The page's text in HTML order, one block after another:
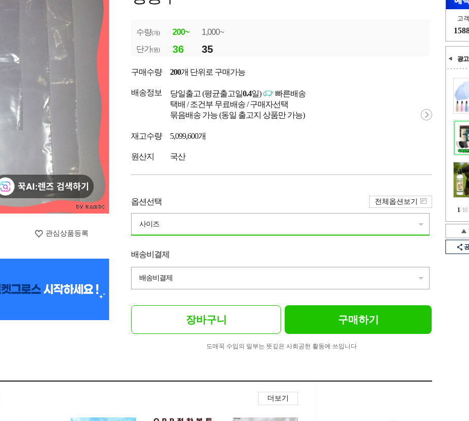
고
광고
1/10
관심상품등록
수량(개) 200~
1,000~
단가(원) 36 35
구매수량 200개 단위로 구매가능
배송정보 당일출고 (평균출고일0.4일)
빠른배송
택배 / 조건부 무료배송 / 구매자선택
묶음배송 가능 (동일 출고지 상품만 가능)
재고수량 5,099,600개
원산지 국산
옵션선택
사이즈
전체옵션보기
배송비결제
배송비결제
장바구니 구매하기
도매꾹 수입의 일부는 뜻깊은 사회공헌 활동에 쓰입니다
더보기